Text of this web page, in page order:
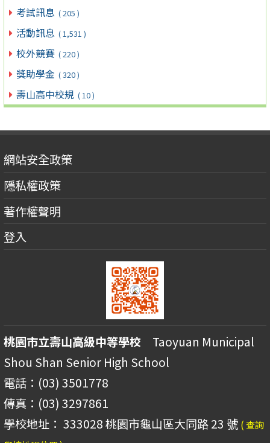
考試訊息 ( 205 )
活動訊息 ( 1,531 )
校外競賽 ( 220 )
獎助學金 ( 320 )
壽山高中校規 ( 10 )
網站安全政策
隱私權政策
著作權聲明
登入
桃園市立壽山高級中等學校 Taoyuan Municipal
Shou Shan Senior High School
電話：(03) 3501778
傳真：(03) 3297861
學校地址： 333028 桃園市龜山區大同路 23 號 ( 查詢